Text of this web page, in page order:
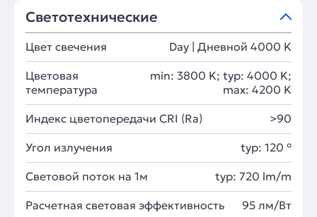
Светотехнические
Цвет свечения Day | Дневной 4000 K
Цветовая
температура
min: 3800 K; typ: 4000 K;
max: 4200 K
Индекс цветопередачи CRI (Ra) >90
Угол излучения typ: 120 °
Световой поток на 1м typ: 720 lm/m
Расчетная световая эффективность 95 лм/Вт